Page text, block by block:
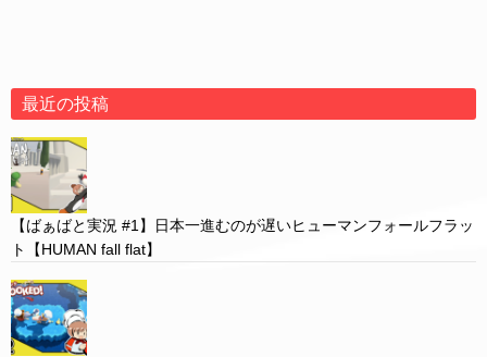
最近の投稿
【ばぁばと実況 #1】日本一進むのが遅いヒューマンフォールフラッ
ト【HUMAN fall flat】